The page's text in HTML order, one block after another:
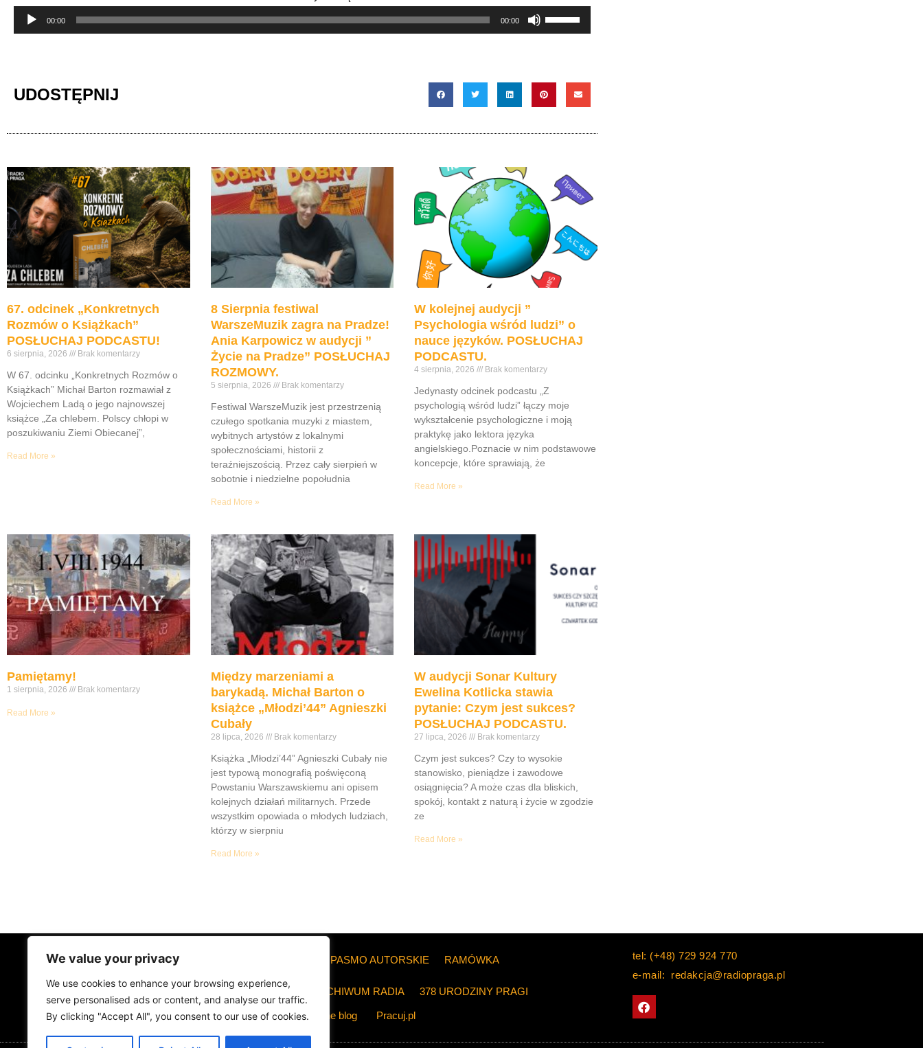
We value your privacy
We use cookies to enhance your browsing experience,
serve personalised ads or content, and analyse our traffic.
By clicking "Accept All", you consent to our use of cookies.
Odtwarzacz
plików
00:00 00:00
Używaj
strzałek
góry
oraz
zwiększyć
lub
zmniejszyć
głośność.
UDOSTĘPNIJ
67. odcinek „Konkretnych
Rozmów o Książkach”
POSŁUCHAJ PODCASTU!
6 sierpnia, 2026 Brak komentarzy
W 67. odcinku „Konkretnych Rozmów o
Książkach” Michał Barton rozmawiał z
Wojciechem Ladą o jego najnowszej
książce „Za chlebem. Polscy chłopi w
poszukiwaniu Ziemi Obiecanej”,
Read More »
8 Sierpnia festiwal
WarszeMuzik zagra na Pradze!
Ania Karpowicz w audycji ”
Życie na Pradze” POSŁUCHAJ
ROZMOWY.
5 sierpnia, 2026 Brak komentarzy
Festiwal WarszeMuzik jest przestrzenią
czułego spotkania muzyki z miastem,
wybitnych artystów z lokalnymi
społecznościami, historii z
teraźniejszością. Przez cały sierpień w
sobotnie i niedzielne popołudnia
Read More »
W kolejnej audycji ”
Psychologia wśród ludzi” o
nauce języków. POSŁUCHAJ
PODCASTU.
4 sierpnia, 2026 Brak komentarzy
Jedynasty odcinek podcastu „Z
psychologią wśród ludzi” łączy moje
wykształcenie psychologiczne i moją
praktykę jako lektora języka
angielskiego.Poznacie w nim podstawowe
koncepcje, które sprawiają, że
Read More »
Pamiętamy!
1 sierpnia, 2026 Brak komentarzy
Read More »
Między marzeniami a
barykadą. Michał Barton o
książce „Młodzi’44” Agnieszki
Cubały
28 lipca, 2026 Brak komentarzy
Książka „Młodzi’44” Agnieszki Cubały nie
jest typową monografią poświęconą
Powstaniu Warszawskiemu ani opisem
kolejnych działań militarnych. Przede
wszystkim opowiada o młodych ludziach,
którzy w sierpniu
Read More »
W audycji Sonar Kultury
Ewelina Kotlicka stawia
pytanie: Czym jest sukces?
POSŁUCHAJ PODCASTU.
27 lipca, 2026 Brak komentarzy
Czym jest sukces? Czy to wysokie
stanowisko, pieniądze i zawodowe
osiągnięcia? A może czas dla bliskich,
spokój, kontakt z naturą i życie w zgodzie
ze
Read More »
STRONA GŁÓWNA PASMO AUTORSKIE RAMÓWKA
MUZYKA I KONCERTY KONTAKT ARCHIWUM RADIA 378 URODZINY PRAGI
The blog Pracuj.pl
tel: (+48) 729 924 770
e-mail: redakcja@radiopraga.pl
F
a